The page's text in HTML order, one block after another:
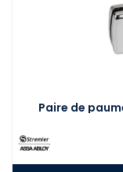
Paire de